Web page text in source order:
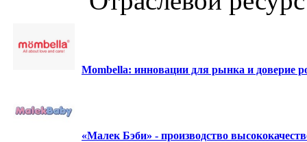
Mombella: инновации для рынка и доверие
«Малек Бэби» - производство